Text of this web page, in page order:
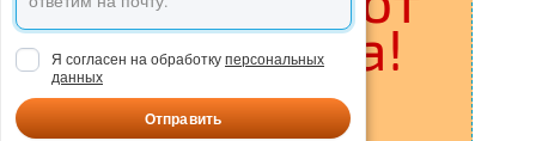
Саратова!
ПОДРОБНЕЕ
Я согласен на обработкуперсональных
данных
Отправить